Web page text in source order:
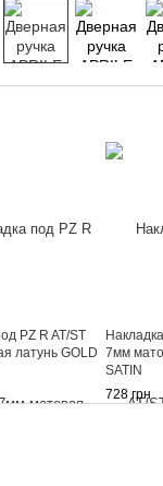
PZ R AT/ST
латунь GOLD 7мм
SATIN
728 грн